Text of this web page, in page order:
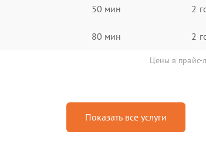
50 мин 2
80 мин 2
Цены в прайс-
Показать все услуги